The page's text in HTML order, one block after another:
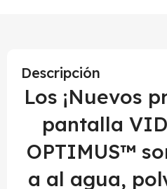
Descripción
Los ¡Nuevos
pantalla
OPTIMUS™
a al agua,